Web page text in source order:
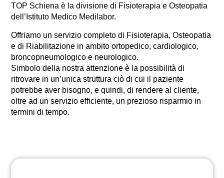
TOP Schiena è la divisione di Fisioterapia e Osteopatia
dell’Istituto Medico Medilabor.
Offriamo un servizio completo di Fisioterapia, Osteopatia
e di Riabilitazione in ambito ortopedico, cardiologico,
broncopneumologico e neurologico.
Simbolo della nostra attenzione è la possibilità di
ritrovare in un’unica struttura ciò di cui il paziente
potrebbe aver bisogno, e quindi, di rendere al cliente,
oltre ad un servizio efficiente, un prezioso risparmio in
termini di tempo.